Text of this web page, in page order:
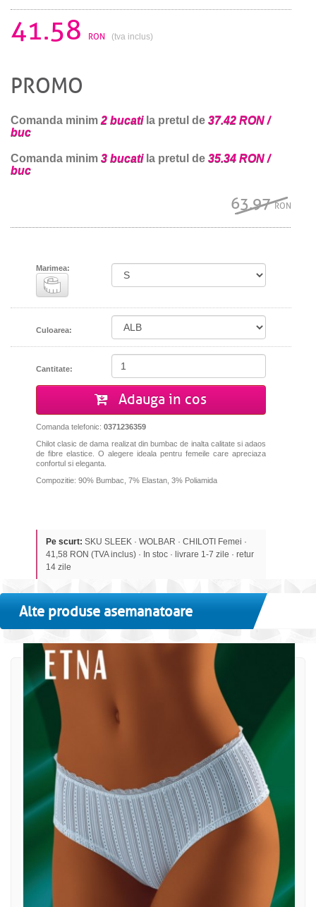
41.58 RON (tva inclus)
PROMO
Comanda minim 2 bucatila pretul de 37.42 RON /
buc
Comanda minim 3 bucatila pretul de 35.34 RON /
buc
63.97RON
Marimea:
Culoarea:
Cantitate:
Adauga in cos
Comanda telefonic: 0371236359
Chilot clasic de dama realizat din bumbac de inalta calitate si adaos
de fibre elastice. O alegere ideala pentru femeile care apreciaza
confortul si eleganta.
Compozitie: 90% Bumbac, 7% Elastan, 3% Poliamida
Pe scurt: SKU SLEEK · WOLBAR · CHILOTI Femei ·
41,58 RON (TVA inclus) · In stoc · livrare 1-7 zile · retur
14 zile
Alte produse asemanatoare